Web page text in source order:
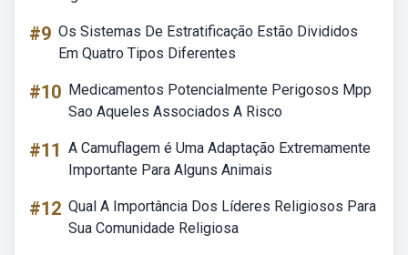
#9 Os Sistemas De Estratificação Estão Divididos
Em Quatro Tipos Diferentes
#10 Medicamentos Potencialmente Perigosos Mpp
Sao Aqueles Associados A Risco
#11 A Camuflagem é Uma Adaptação Extremamente
Importante Para Alguns Animais
#12 Qual A Importância Dos Líderes Religiosos Para
Sua Comunidade Religiosa